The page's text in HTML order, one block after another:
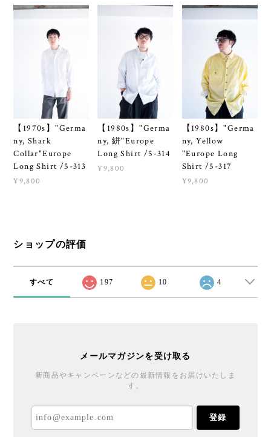
【1970s】"Germa
ny, Shark
Collar"Europe
Long Shirt /5-313
¥9,800
【1980s】"Germa
ny, 絣"Europe
Long Shirt /5-314
¥9,800
【1980s】"Germa
ny, Yellow
"Europe Long
Shirt /5-317
¥9,800
ショップの評価
すべて 197 10 4
メールマガジンを受け取る
新商品やキャンペーンなどの最新情報をお届けいたしま
す。
登録